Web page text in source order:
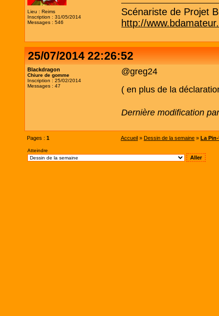
Lieu : Reims
Inscription : 31/05/2014
Messages : 546
Scénariste de Projet
http://
25/07/2014 22:26:52
Blackdragon
Chiure de gomme
Inscription : 25/02/2014
Messages : 47
@greg24
( en plus de la
Dernière modification
Pages : 1 Accueil » Dessin de la semaine » La
Atteindre